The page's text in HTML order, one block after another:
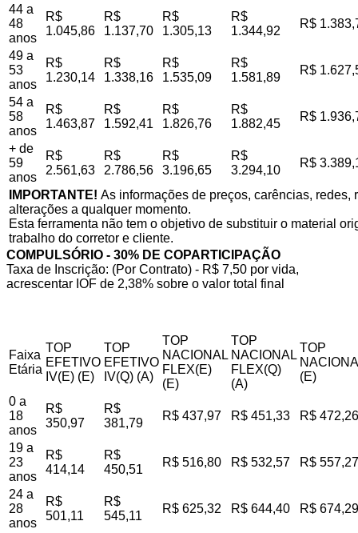
44 a
48
anos
R$
1.045,86
R$
1.137,70
R$
1.305,13
R$
1.344,92
R$
49 a
53
anos
R$
1.230,14
R$
1.338,16
R$
1.535,09
R$
1.581,89
R$
54 a
58
anos
R$
1.463,87
R$
1.592,41
R$
1.826,76
R$
1.882,45
R$
+ de
59
anos
R$
2.561,63
R$
2.786,56
R$
3.196,65
R$
3.294,10
R$
IMPORTANTE! As informações de preços, carências,
alterações a qualquer momento.
Esta ferramenta não tem o objetivo de substituir o material
trabalho do corretor e cliente.
COMPULSÓRIO - 30% DE COPARTICIPAÇÃO
Taxa de Inscrição: (Por Contrato) - R$ 7,50 por vida,
acrescentar IOF de 2,38% sobre o valor total final
Faixa
Etária
TOP
EFETIVO
IV(E) (E)
TOP
EFETIVO
IV(Q) (A)
TOP
NACIONAL
FLEX(E)
(E)
TOP
NACIONAL
FLEX(Q)
(A)
TOP
(E)
0 a
18
anos
R$
350,97
R$
381,79
R$ 437,97 R$ 451,33 R$ 472,26
19 a
23
anos
R$
414,14
R$
450,51
R$ 516,80 R$ 532,57 R$ 557,27
24 a
28
anos
R$
501,11
R$
545,11
R$ 625,32 R$ 644,40 R$ 674,29